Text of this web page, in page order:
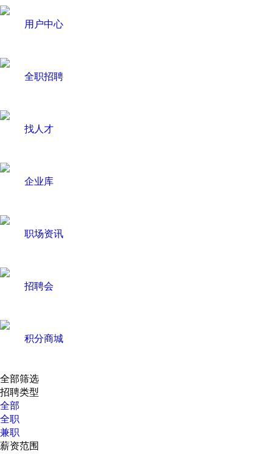
用户中心
全职招聘
找人才
企业库
职场资讯
招聘会
积分商城
全部筛选
招聘类型
全部
全职
兼职
薪资范围